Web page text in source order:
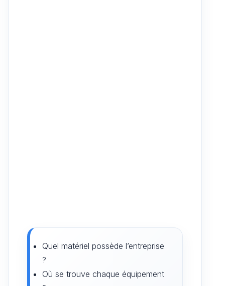
Quel matériel possède l’entreprise
?
Où se trouve chaque équipement